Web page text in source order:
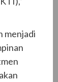
menjadi